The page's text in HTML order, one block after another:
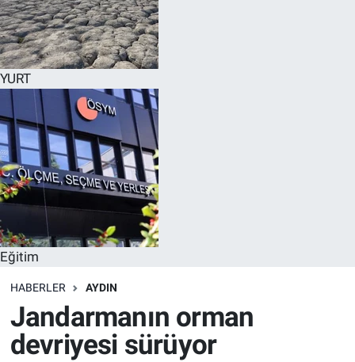
YURT
Eğitim
HABERLER AYDIN
Jandarmanın orman
devriyesi sürüyor